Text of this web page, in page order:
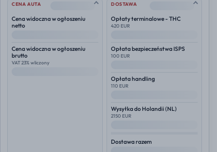
CENA AUTA --
Cena widoczna w ogłoszeniu
netto
Cena widoczna w ogłoszeniu
brutto
VAT 23% wliczony
DOSTAWA --
Opłaty terminalowe - THC
420 EUR
Opłata bezpieczeństwa ISPS
100 EUR
Opłata handling
110 EUR
Wysyłka do Holandii (NL)
2150 EUR
Dostawa razem